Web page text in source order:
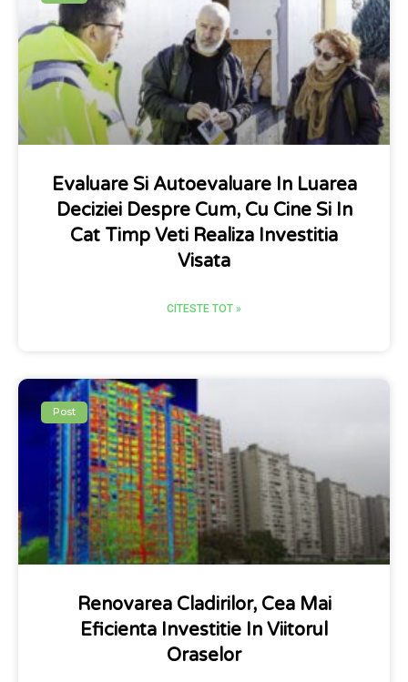
Evaluare Si Autoevaluare In Luarea
Deciziei Despre Cum, Cu Cine Si In
Cat Timp Veti Realiza Investitia
Visata
CITESTE TOT »
Post
Renovarea Cladirilor, Cea Mai
Eficienta Investitie In Viitorul
Oraselor